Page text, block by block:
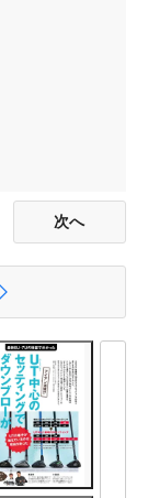
次へ